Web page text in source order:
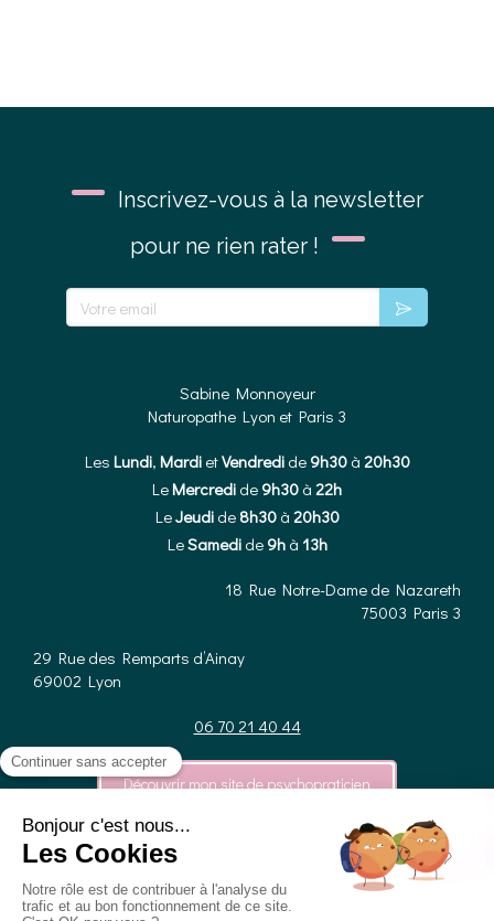
Prise de rendez-vous en ligne
Inscrivez-vous à la newsletter
pour ne rien rater !
Votre email
Sabine Monnoyeur
Naturopathe Lyon et Paris 3
Les Lundi, MardietVendredide 9h30à 20h30
Le Mercredi de 9h30 à 22h
LeJeudide 8h30à 20h30
LeSamedide 9hà 13h
18 Rue Notre-Dame de Nazareth
75003 Paris 3
29 Rue des Remparts d’Ainay
69002 Lyon
06 70 21 40 44
Découvrir mon site de psychopraticien
Mentions légales